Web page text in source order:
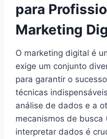
para
Marketing
O marketing digital é
exige um conjunto
para garantir o
técnicas
análise de dados e a
mecanismos de busca
interpretar dados é